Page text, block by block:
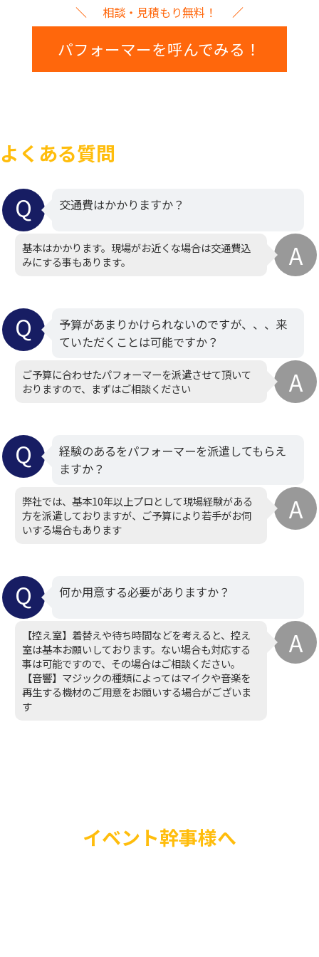
相談・見積もり無料！
パフォーマーを呼んでみる！
よくある質問
交通費はかかりますか？
基本はかかります。現場がお近くな場合は交通費込
みにする事もあります。
予算があまりかけられないのですが、、、来
ていただくことは可能ですか？
ご予算に合わせたパフォーマーを派遣させて頂いて
おりますので、まずはご相談ください
経験のあるをパフォーマーを派遣してもらえ
ますか？
弊社では、基本10年以上プロとして現場経験がある
方を派遣しておりますが、ご予算により若手がお伺
いする場合もあります
何か用意する必要がありますか？
【控え室】着替えや待ち時間などを考えると、控え
室は基本お願いしております。ない場合も対応する
事は可能ですので、その場合はご相談ください。
【音響】マジックの種類によってはマイクや音楽を
再生する機材のご用意をお願いする場合がございま
す
イベント幹事様へ